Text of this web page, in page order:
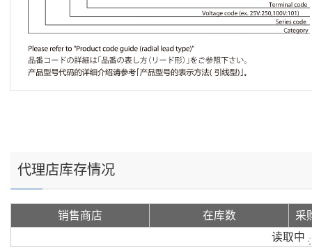
代理店库存情况
销售商店 在库数
采
读取中